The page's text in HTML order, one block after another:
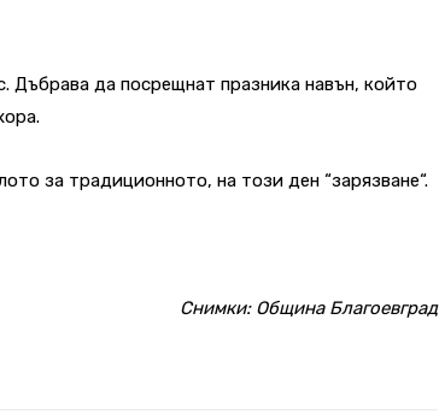
Дъбрава да посрещнат празника навън, който
за традиционното, на този ден “зарязване“.
Снимки: Община Благоевград